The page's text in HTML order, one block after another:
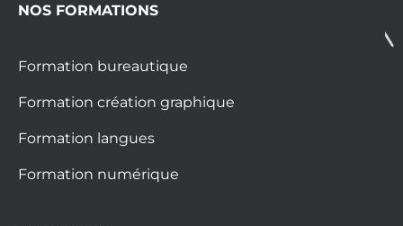
NOS FORMATIONS
Formation bureautique
Formation création graphique
Formation langues
Formation numérique